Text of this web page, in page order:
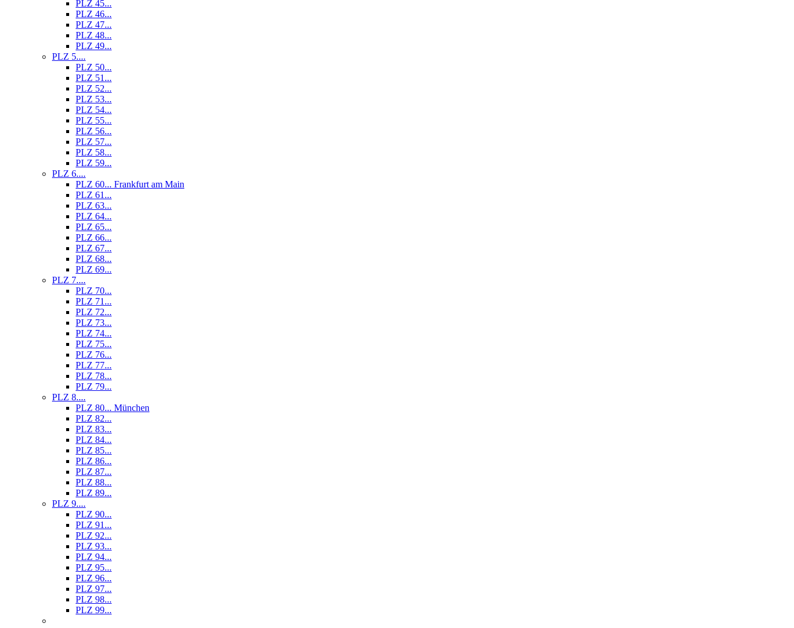
PLZ 45...
PLZ 46...
PLZ 47...
PLZ 48...
PLZ 49...
PLZ 5....
PLZ 50...
PLZ 51...
PLZ 52...
PLZ 53...
PLZ 54...
PLZ 55...
PLZ 56...
PLZ 57...
PLZ 58...
PLZ 59...
PLZ 6....
PLZ 60... Frankfurt am Main
PLZ 61...
PLZ 63...
PLZ 64...
PLZ 65...
PLZ 66...
PLZ 67...
PLZ 68...
PLZ 69...
PLZ 7....
PLZ 70...
PLZ 71...
PLZ 72...
PLZ 73...
PLZ 74...
PLZ 75...
PLZ 76...
PLZ 77...
PLZ 78...
PLZ 79...
PLZ 8....
PLZ 80... München
PLZ 82...
PLZ 83...
PLZ 84...
PLZ 85...
PLZ 86...
PLZ 87...
PLZ 88...
PLZ 89...
PLZ 9....
PLZ 90...
PLZ 91...
PLZ 92...
PLZ 93...
PLZ 94...
PLZ 95...
PLZ 96...
PLZ 97...
PLZ 98...
PLZ 99...